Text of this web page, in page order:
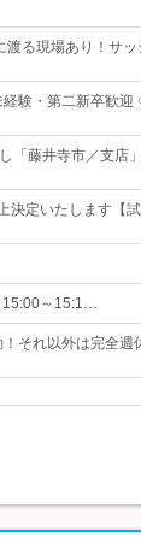
る現場あり！サ
験・第二新卒歓
藤井寺市／支店
定いたします【
～15:1…
それ以外は完全週